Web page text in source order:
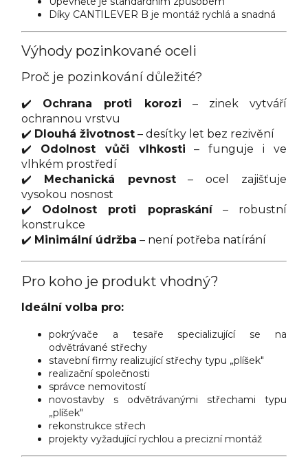
Díky CANTILEVER B je montáž rychlá a snadná
Výhody pozinkované oceli
Proč je pozinkování důležité?
✔️ Ochrana proti korozi
– zinek vytváří
ochrannou vrstvu
✔️ Dlouhá životnost – desítky let bez rezivění
✔️
Odolnost vůči vlhkosti
– funguje i ve
vlhkém prostředí
✔️
Mechanická pevnost
– ocel zajišťuje
vysokou nosnost
✔️
Odolnost proti popraskání
– robustní
konstrukce
✔️ Minimální údržba – není potřeba natírání
Pro koho je produkt vhodný?
Ideální volba pro:
pokrývače a tesaře specializující se na
odvětrávané střechy
stavební firmy realizující střechy typu „plíšek"
realizační společnosti
správce nemovitostí
novostavby s odvětrávanými střechami typu
„plíšek"
rekonstrukce střech
projekty vyžadující rychlou a precizní montáž